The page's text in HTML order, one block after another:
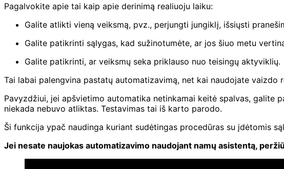
Pagalvokite apie tai kaip apie derinimą realiuoju laiku:
Galite atlikti vieną veiksmą, pvz., perjungti jungiklį, išsiųsti
Galite patikrinti sąlygas, kad sužinotumėte, ar jos šiuo metu
Galite patikrinti, ar veiksmų seka priklauso nuo teisingų aktyviklių.
Tai labai palengvina pastatų automatizavimą, net kai naudojate vaizdo
Pavyzdžiui, jei apšvietimo automatika netinkamai keitė spalvas, galite
niekada nebuvo atliktas. Testavimas tai iš karto parodo.
Ši funkcija ypač naudinga kuriant sudėtingas procedūras su įdėtomis
Jei nesate naujokas automatizavimo naudojant namų asistentą,